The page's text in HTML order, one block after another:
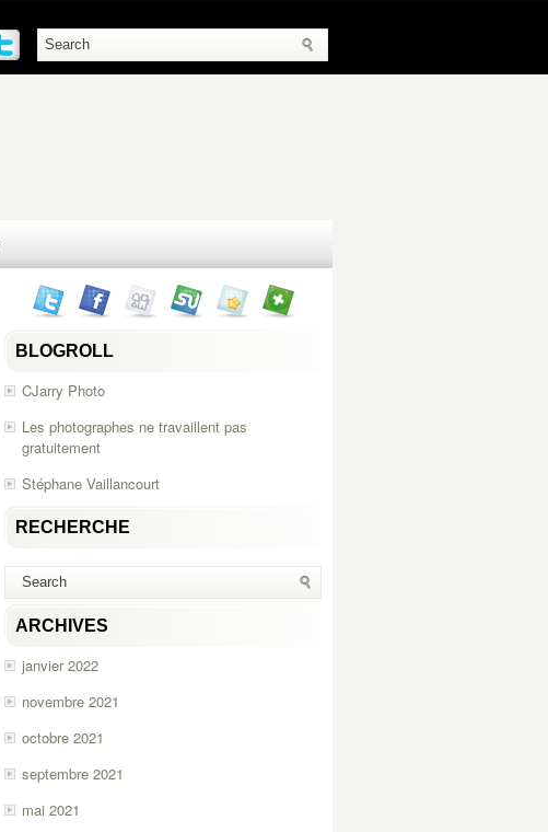
BLOGROLL
CJarry Photo
Les photographes ne travaillent pas
gratuitement
Stéphane Vaillancourt
RECHERCHE
ARCHIVES
janvier 2022
novembre 2021
octobre 2021
septembre 2021
mai 2021